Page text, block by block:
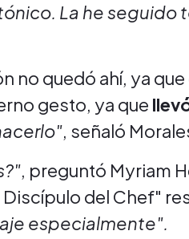
La he seguido
no quedó ahí, ya
gesto, ya que
, señaló
, preguntó Myriam
del Chef"
especialmente".